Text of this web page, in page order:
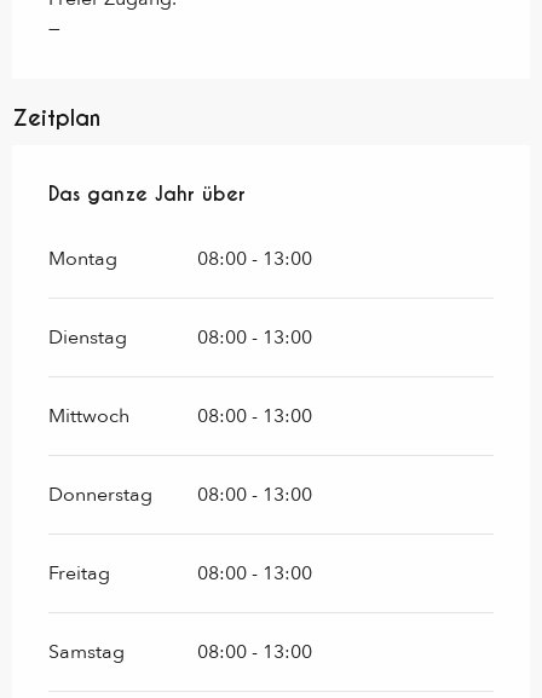
—
Zeitplan
Das ganze Jahr über
Das ganze Jahr über
Montag 08:00 - 13:00
Dienstag 08:00 - 13:00
Mittwoch 08:00 - 13:00
Donnerstag 08:00 - 13:00
Freitag 08:00 - 13:00
Samstag 08:00 - 13:00